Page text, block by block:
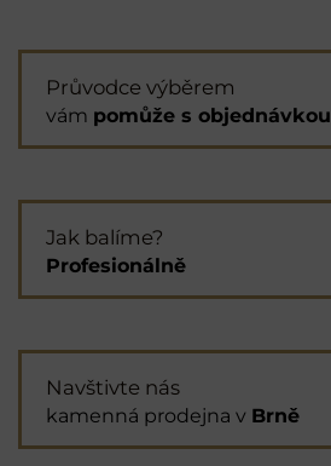
Průvodce výběrem
vám pomůže s objednávkou
Jak balíme?
Profesionálně
Navštivte nás
kamenná prodejna v Brně